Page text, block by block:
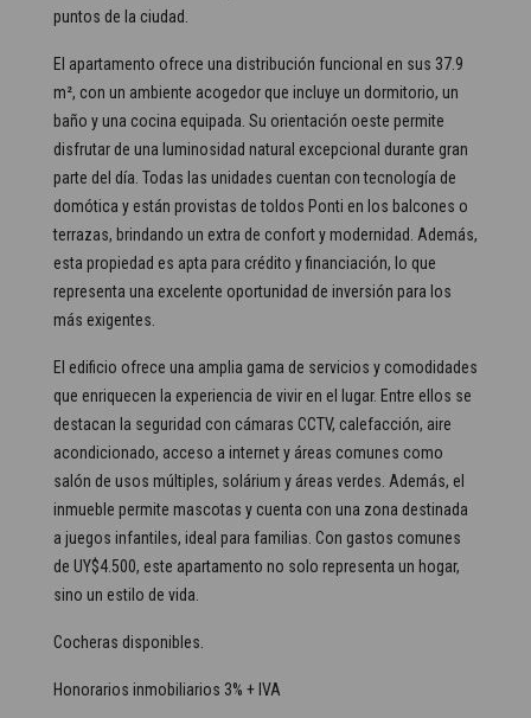
puntos de la ciudad.
El apartamento ofrece una distribución funcional en sus 37.9
m², con un ambiente acogedor que incluye un dormitorio, un
baño y una cocina equipada. Su orientación oeste permite
disfrutar de una luminosidad natural excepcional durante gran
parte del día. Todas las unidades cuentan con tecnología de
domótica y están provistas de toldos Ponti en los balcones o
terrazas, brindando un extra de confort y modernidad. Además,
esta propiedad es apta para crédito y financiación, lo que
representa una excelente oportunidad de inversión para los
más exigentes.
El edificio ofrece una amplia gama de servicios y comodidades
que enriquecen la experiencia de vivir en el lugar. Entre ellos se
destacan la seguridad con cámaras CCTV, calefacción, aire
acondicionado, acceso a internet y áreas comunes como
salón de usos múltiples, solárium y áreas verdes. Además, el
inmueble permite mascotas y cuenta con una zona destinada
a juegos infantiles, ideal para familias. Con gastos comunes
de UY$4.500, este apartamento no solo representa un hogar,
sino un estilo de vida.
Cocheras disponibles.
Honorarios inmobiliarios 3% + IVA